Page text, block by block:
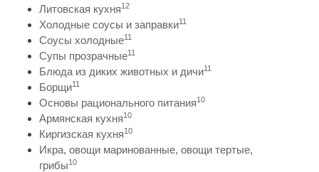
Литовская кухня12
Холодные соусы и заправки11
Соусы холодные11
Супы прозрачные11
Блюда из диких животных и дичи11
Борщи11
Основы рационального питания10
Армянская кухня10
Киргизская кухня10
Икра, овощи маринованные, овощи тертые,
грибы10